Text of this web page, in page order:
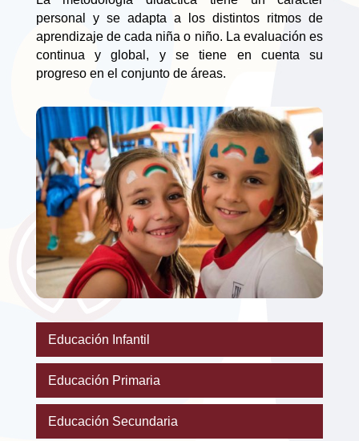
personal y se adapta a los distintos ritmos de
aprendizaje de cada niña o niño. La evaluación es
continua y global, y se tiene en cuenta su
progreso en el conjunto de áreas.
Educación Infantil
Educación Primaria
Educación Secundaria